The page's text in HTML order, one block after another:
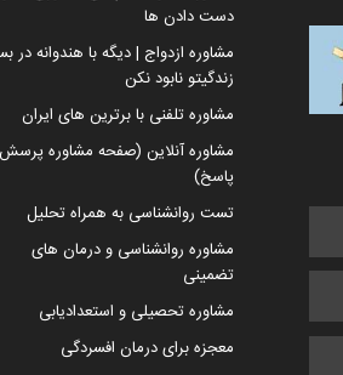
دست دادن ها
مشاوره ازدواج | دیگه با هندوانه در
زندگیتو نابود نکن
مشاوره تلفنی با برترین های ایران
مشاوره آنلاین (صفحه مشاوره
پاسخ)
تست روانشناسی به همراه تحلیل
مشاوره روانشناسی و درمان های
تضمینی
مشاوره تحصیلی و استعدادیابی
معجزه برای درمان افسردگی